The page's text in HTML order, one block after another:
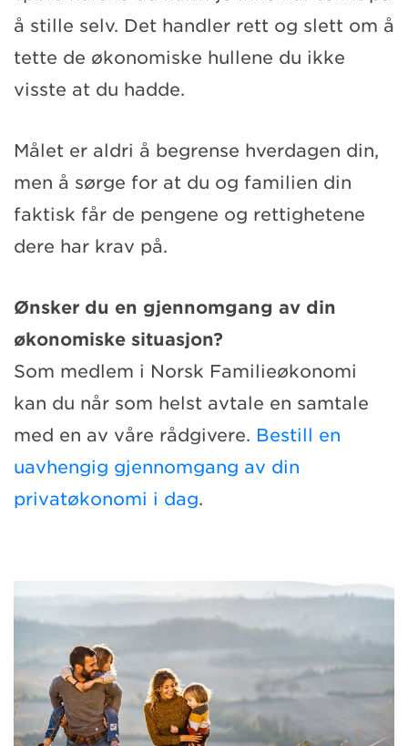
å stille selv. Det handler rett og slett om å
tette de økonomiske hullene du ikke
visste at du hadde.
Målet er aldri å begrense hverdagen din,
men å sørge for at du og familien din
faktisk får de pengene og rettighetene
dere har krav på.
Ønsker du en gjennomgang av din
økonomiske situasjon?
Som medlem i Norsk Familieøkonomi
kan du når som helst avtale en samtale
med en av våre rådgivere. Bestill en
uavhengig gjennomgang av din
privatøkonomi i dag.